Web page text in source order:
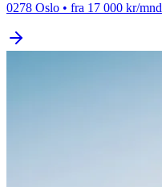
0278 Oslo • fra 17 000 kr/mnd